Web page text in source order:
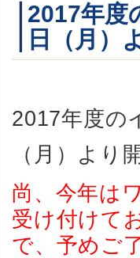
2017年度
日（月）
2017年度の
（月）より
尚、今年は
受け付けて
で、予めご